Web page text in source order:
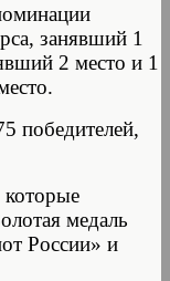
занявший 1
2 место и 1
победителей,
которые
медаль
России» и